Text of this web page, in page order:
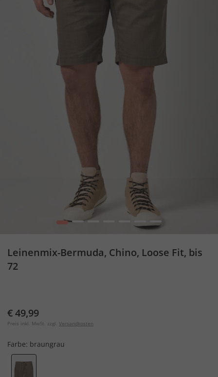
1 6 7
Leinenmix-Bermuda, Chino, Loose Fit, bis
72
€ 49,99
Preis inkl. MwSt. zzgl. Versandkosten
Farbe: braungrau